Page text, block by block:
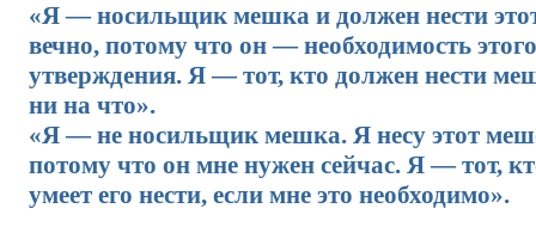
«Я — носильщик мешка и должен нести
вечно, потому что он — необходимость этого
утверждения. Я — тот, кто должен нести
ни на что».
«Я — не носильщик мешка. Я несу этот
потому что он мне нужен сейчас. Я — тот,
умеет его нести, если мне это необходимо».